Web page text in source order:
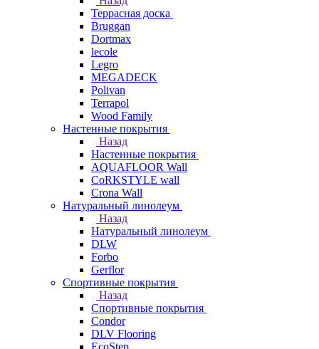
Террасная доска
Bruggan
Dortmax
lecole
Legro
MEGADECK
Polivan
Terrapol
Wood Family
Настенные покрытия
Назад
Настенные покрытия
AQUAFLOOR Wall
CoRKSTYLE wall
Crona Wall
Натуральный линолеум
Назад
Натуральный линолеум
DLW
Forbo
Gerflor
Спортивные покрытия
Назад
Спортивные покрытия
Condor
DLV Flooring
EcoStep